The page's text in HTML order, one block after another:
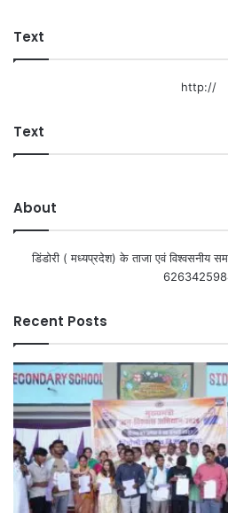
Text
http://
Text
About
डिंडोरी ( मध्यप्रदेश) के ताजा एवं विश्वसनीय
Recent Posts